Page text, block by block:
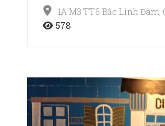
1A M3 TT6 Bắc Linh Đàm,
578